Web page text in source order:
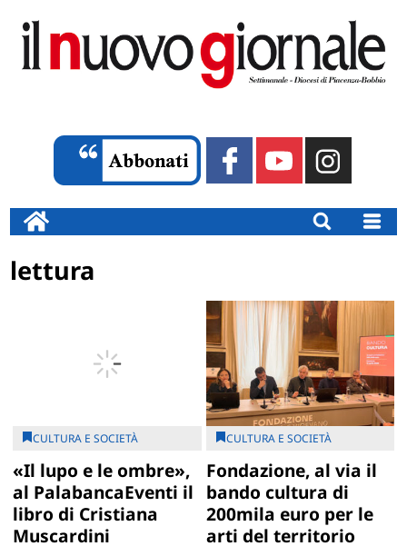
lettura
CULTURA E SOCIETÀ
«Il lupo e le ombre»,
al PalabancaEventi il
libro di Cristiana
Muscardini
CULTURA E SOCIETÀ
Fondazione, al via il
bando cultura di
200mila euro per le
arti del territorio